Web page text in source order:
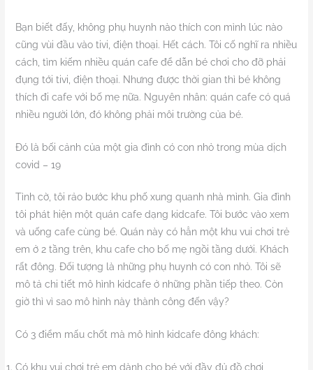
Bạn biết đấy, không phụ huynh nào thích con mình lúc nào
cũng vùi đầu vào tivi, điện thoại. Hết cách. Tôi cố nghĩ ra nhiều
cách, tìm kiếm nhiều quán cafe để dẫn bé chơi cho đỡ phải
đụng tới tivi, điện thoại. Nhưng được thời gian thì bé không
thích đi cafe với bố mẹ nữa. Nguyên nhân: quán cafe có quá
nhiều người lớn, đó không phải môi trường của bé.
Đó là bối cảnh của một gia đình có con nhỏ trong mùa dịch
covid – 19
Tình cờ, tôi rảo bước khu phố xung quanh nhà mình. Gia đình
tôi phát hiện một quán cafe dạng kidcafe. Tôi bước vào xem
và uống cafe cùng bé. Quán này có hẳn một khu vui chơi trẻ
em ở 2 tầng trên, khu cafe cho bố mẹ ngồi tầng dưới. Khách
rất đông. Đối tượng là những phụ huynh có con nhỏ. Tôi sẽ
mô tả chi tiết mô hình kidcafe ở những phần tiếp theo. Còn
giờ thì vì sao mô hình này thành công đến vậy?
Có 3 điểm mấu chốt mà mô hình kidcafe đông khách:
Có khu vui chơi trẻ em dành cho bé với đầy đủ đồ chơi